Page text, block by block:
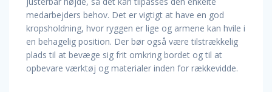
medarbejders behov. Det er vigtigt at have en god
kropsholdning, hvor ryggen er lige og armene kan hvile i
en behagelig position. Der bør også være tilstrækkelig
plads til at bevæge sig frit omkring bordet og til at
opbevare værktøj og materialer inden for rækkevidde.